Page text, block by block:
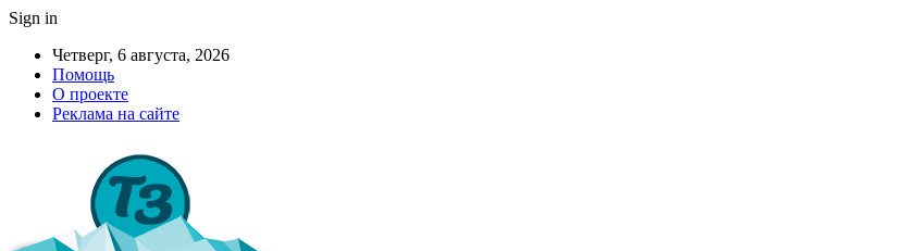
Sign in
Четверг, 6 августа, 2026
Помощь
О проекте
Реклама на сайте